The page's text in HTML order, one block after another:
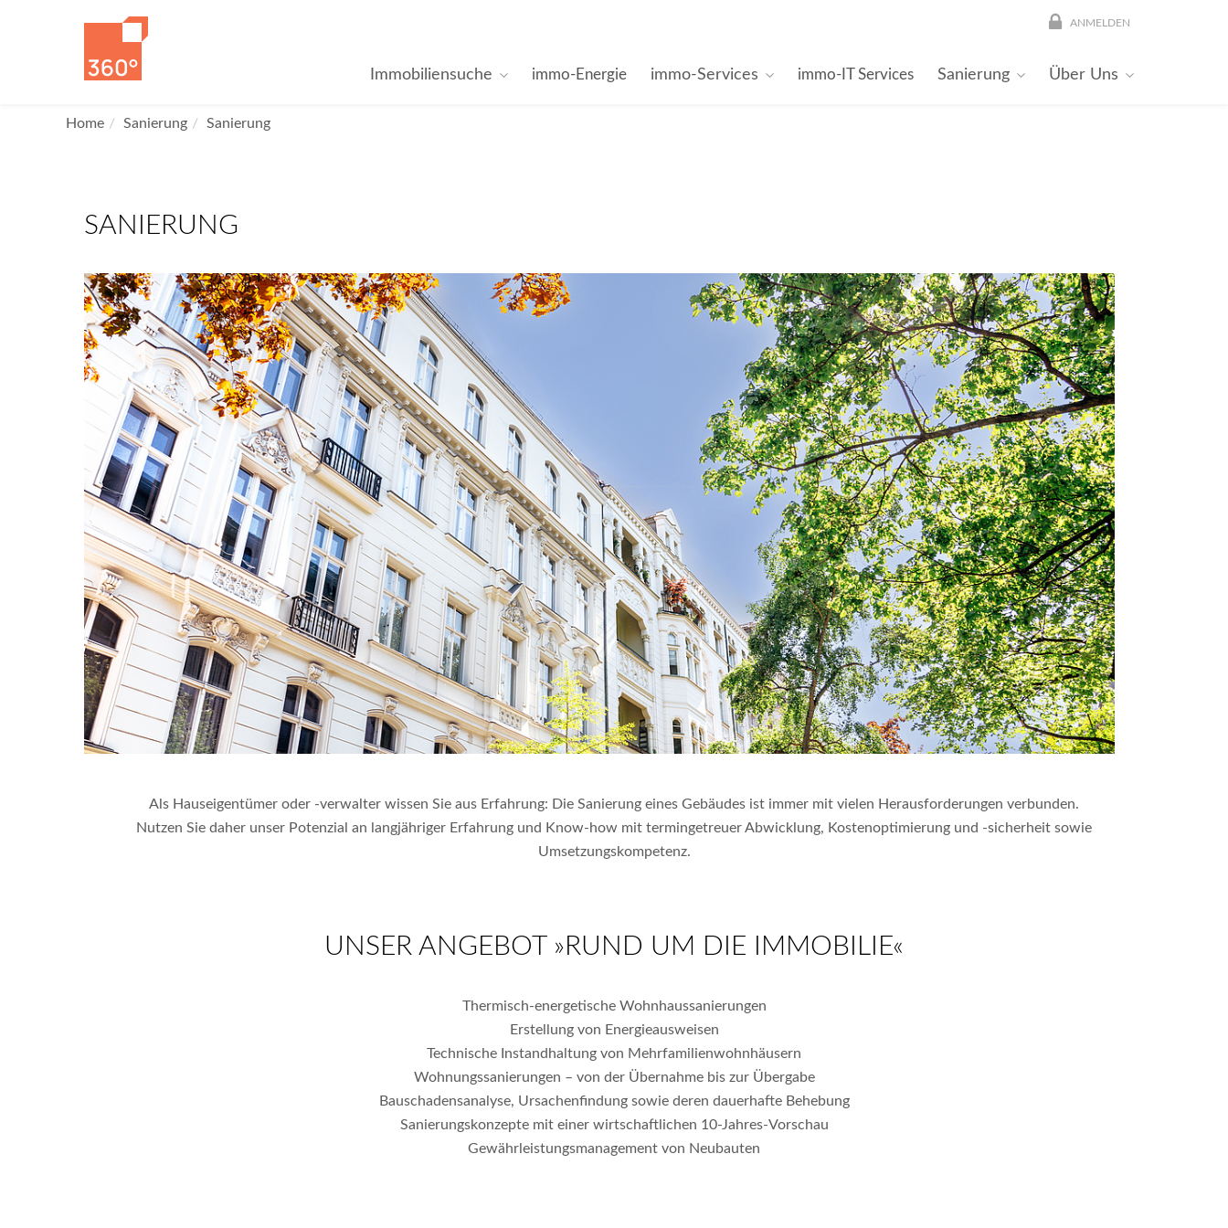
ANMELDEN
Immobiliensuche immo-Energie immo-Services immo-IT Services Sanierung Über Uns
Home Sanierung Sanierung
SANIERUNG
Als Hauseigentümer oder -verwalter wissen Sie aus Erfahrung: Die Sanierung eines Gebäudes ist immer mit vielen Herausforderungen verbunden.
Nutzen Sie daher unser Potenzial an langjähriger Erfahrung und Know-how mit termingetreuer Abwicklung, Kostenoptimierung und -sicherheit sowie
Umsetzungskompetenz.
UNSER ANGEBOT »RUND UM DIE IMMOBILIE«
Thermisch-energetische Wohnhaussanierungen
Erstellung von Energieausweisen
Technische Instandhaltung von Mehrfamilienwohnhäusern
Wohnungssanierungen – von der Übernahme bis zur Übergabe
Bauschadensanalyse, Ursachenfindung sowie deren dauerhafte Behebung
Sanierungskonzepte mit einer wirtschaftlichen 10-Jahres-Vorschau
Gewährleistungsmanagement von Neubauten